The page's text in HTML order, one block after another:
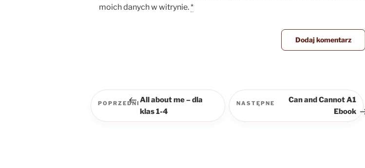
moich danych w witrynie.*
Nawigacja
wpisu
Poprzedni
wpis
POPRZEDNIAll about me – dla
klas 1-4
wpis
NASTĘPNE
Can and Cannot A1
Ebook